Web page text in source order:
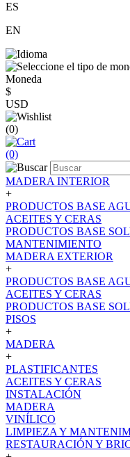
ES
EN
Moneda
$
USD
(0)
(0)
MADERA INTERIOR
+
PRODUCTOS BASE
ACEITES Y CERAS
PRODUCTOS BASE
MANTENIMIENTO
MADERA EXTERIOR
+
PRODUCTOS BASE
ACEITES Y CERAS
PRODUCTOS BASE
PISOS
+
MADERA
+
PLASTIFICANTES
ACEITES Y CERAS
INSTALACIÓN
MADERA
VINÍLICO
LIMPIEZA Y
RESTAURACIÓN Y